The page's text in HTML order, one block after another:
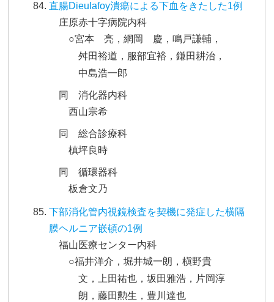
直腸Dieulafoy潰瘍による下血をきたした1例
庄原赤十字病院内科
○宮本 亮，網岡 慶，鳴戸謙輔，
舛田裕道，服部宜裕，鎌田耕治，
中島浩一郎
同 消化器内科
西山宗希
同 総合診療科
槙坪良時
同 循環器科
板倉文乃
下部消化管内視鏡検査を契機に発症した横隔
膜ヘルニア嵌頓の1例
福山医療センター内科
○福井洋介，堀井城一朗，槇野貴
文，上田祐也，坂田雅浩，片岡淳
朗，藤田勲生，豊川達也